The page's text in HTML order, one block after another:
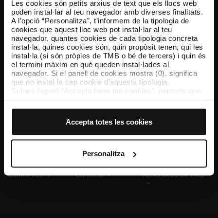
Les cookies són petits arxius de text que els llocs web
poden instal·lar al teu navegador amb diverses finalitats.
A l’opció “Personalitza”, t’informem de la tipologia de
cookies que aquest lloc web pot instal·lar al teu
navegador, quantes cookies de cada tipologia concreta
instal·la, quines cookies són, quin propòsit tenen, qui les
instal·la (si són pròpies de TMB o bé de tercers) i quin és
el termini màxim en què queden instal·lades al
navegador. Si el panell de cookies mostra (0), significa
que no instal·la cap cookie d’aquesta tipologia.
Si tries l’opció “Accepta totes les cookies”, permets que
El selector que es troba a la dreta de cada tipologia de
cookies d’aquella classe.
Un cop hagis marcat les teves preferències, has de fer
clic sobre “Selecciona i configura”. Així, s’instal·laran
només les cookies de la tipologia que hagis seleccionat
personalització, perquè permeten recordar les teves
opcions de navegació (com ara l’idioma) i milloren la teva
Accepta totes les cookies
Personalitza
TMB App
Descarrega’t TMB App i compra els teus bitllets
App Store Google Play
Coneix-nos Contacta Altres webs de TMB